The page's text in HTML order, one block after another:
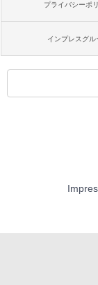
プライバシーポ
インプレスグル